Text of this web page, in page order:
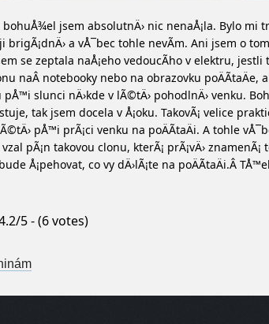
jsem absolutnÄ› nic nenaÅ¡la. Bylo mi
brigÃ¡dnÄ› a vÅ¯bec tohle nevÃ­m. Ani jsem o
se zeptala naÅ¡eho vedoucÃ­ho v elektru, jestli
naÂ notebooky nebo na obrazovku poÄÃ­taÄe,
slunci nÄ›kde v lÃ©tÄ› pohodlnÄ› venku.
tak jsem docela v Å¡oku. TakovÃ¡ velice
pÅ™i prÃ¡ci venku na poÄÃ­taÄi. A tohle
pÃ¡n takovou clonu, kterÃ¡ prÃ¡vÄ›
Å¡pehovat, co vy dÄ›lÃ¡te na poÄÃ­taÄi.Â
5 - (6 votes)